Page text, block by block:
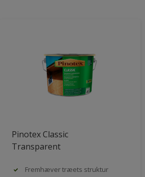
Pinotex Classic
Transparent
Fremhæver træets struktur